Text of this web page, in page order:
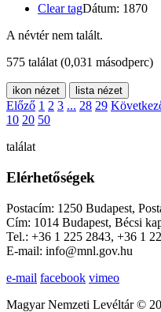
Clear tagDátum: 1870
A névtér nem talált.
575 találat (0,031 másodperc)
ikon nézet lista nézet
Előző 1 2 3 ... 28 29
10 20 50
találat
Elérhetőségek
Postacím: 1250 Budapest,
Cím: 1014 Budapest, Bécsi
Tel.: +36 1 225 2843, +36 1
E-mail: info@mnl.gov.hu
e-mail facebook vimeo
Magyar Nemzeti Levéltár ©